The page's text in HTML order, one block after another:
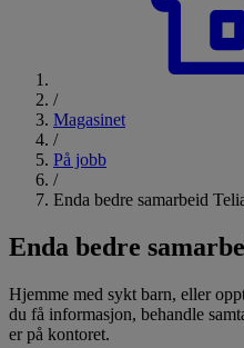
/
Magasinet
/
På jobb
/
Enda bedre samarbeid
Enda bedre
Hjemme med sykt barn, eller
du få informasjon, behandle
er på kontoret.